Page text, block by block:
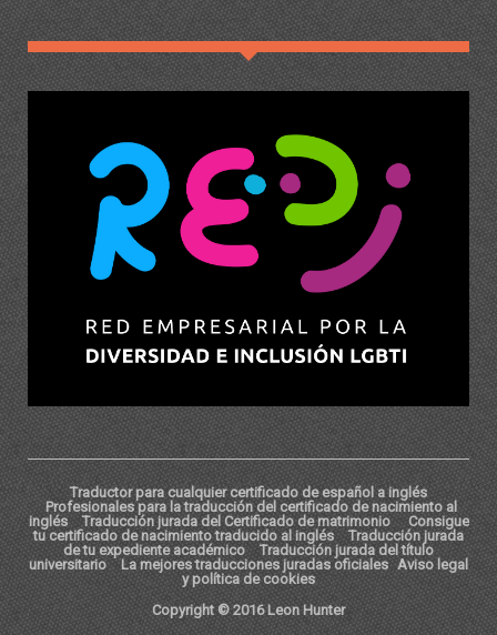
Traductor para cualquier certificado de español a inglés
Profesionales para la traducción del certificado de nacimiento al
inglés
Traducción jurada del Certificado de matrimonio
Consigue
tu certificado de nacimiento traducido al inglés
Traducción jurada
de tu expediente académico
Traducción jurada del título
universitario
La mejores traducciones juradas oficiales Aviso legal
y política de cookies
Copyright © 2016 Leon Hunter